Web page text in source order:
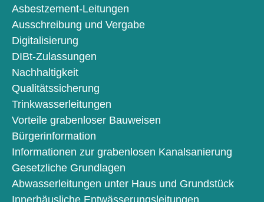
Asbestzement-Leitungen
Ausschreibung und Vergabe
Digitalisierung
DIBt-Zulassungen
Nachhaltigkeit
Qualitätssicherung
Trinkwasserleitungen
Vorteile grabenloser Bauweisen
Bürgerinformation
Informationen zur grabenlosen Kanalsanierung
Gesetzliche Grundlagen
Abwasserleitungen unter Haus und Grundstück